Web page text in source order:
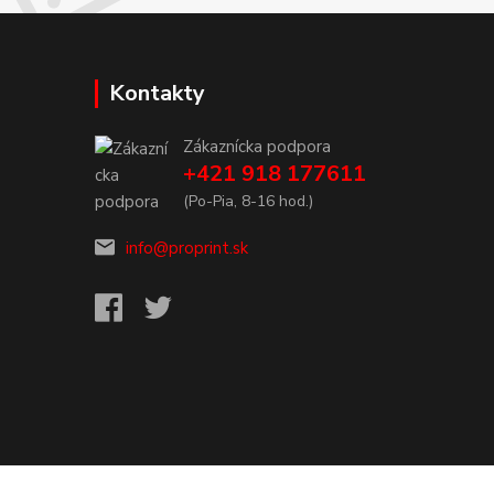
Kontakty
Zákaznícka podpora
+421 918 177611
(Po-Pia, 8-16 hod.)
info@proprint.sk